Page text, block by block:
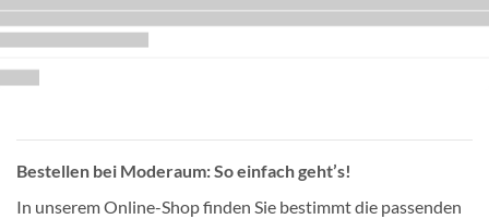
Bestellen bei Moderaum: So einfach geht’s!
In unserem Online-Shop finden Sie bestimmt die passenden